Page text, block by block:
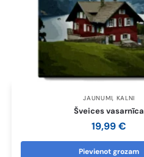
JAUNUMI, KALNI
Šveices vasarnīca
19,99€
Pievienot grozam